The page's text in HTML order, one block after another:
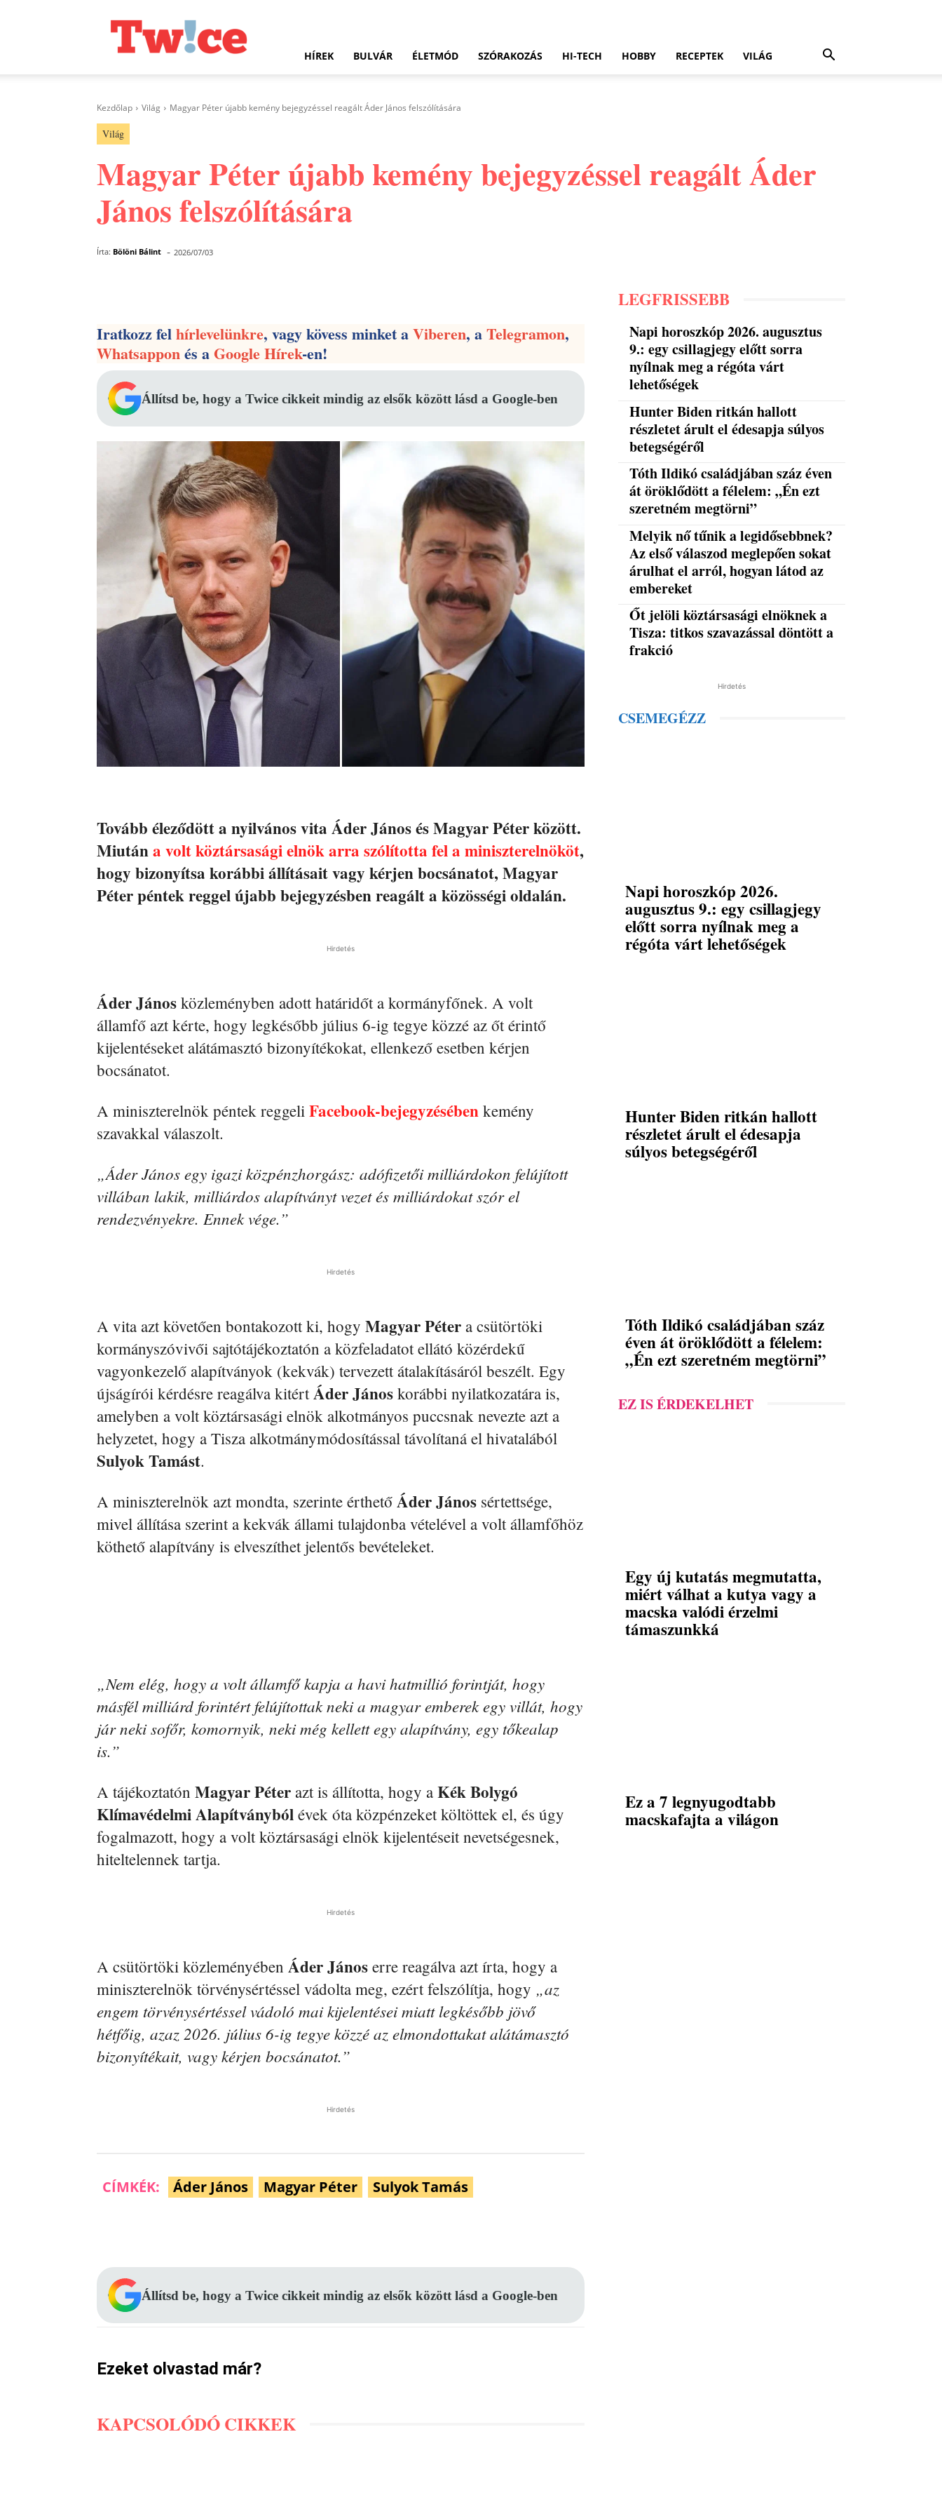
HÍREK BULVÁR ÉLETMÓD SZÓRAKOZÁS HI-TECH HOBBY RECEPTEK VILÁG
Kezdőlap Világ Magyar Péter újabb kemény bejegyzéssel reagált Áder János felszólítására
Világ
Magyar Péter újabb kemény bejegyzéssel reagált Áder
János felszólítására
Írta: Bölöni Bálint - 2026/07/03
Iratkozz felhírlevelünkre, vagy kövess minket aViberen, aTelegramon,
Whatsapponés aGoogle Hírek-en!
Állítsd be, hogy a Twice cikkeit mindig az elsők között lásd a Google-ben
Tovább éleződött a nyilvános vita Áder János és Magyar Péter között.
Miutána volt köztársasági elnök arra szólította fel a miniszterelnököt,
hogy bizonyítsa korábbi állításait vagy kérjen bocsánatot, Magyar
Péter péntek reggel újabb bejegyzésben reagált a közösségi oldalán.
Hirdetés
Áder János közleményben adott határidőt a kormányfőnek. A volt
államfő azt kérte, hogy legkésőbb július 6-ig tegye közzé az őt érintő
kijelentéseket alátámasztó bizonyítékokat, ellenkező esetben kérjen
bocsánatot.
A miniszterelnök péntek reggeli Facebook-bejegyzésében kemény
szavakkal válaszolt.
„Áder János egy igazi közpénzhorgász: adófizetői milliárdokon felújított
villában lakik, milliárdos alapítványt vezet és milliárdokat szór el
rendezvényekre. Ennek vége.”
Hirdetés
A vita azt követően bontakozott ki, hogy Magyar Péter a csütörtöki
kormányszóvivői sajtótájékoztatón a közfeladatot ellátó közérdekű
vagyonkezelő alapítványok (kekvák) tervezett átalakításáról beszélt. Egy
újságírói kérdésre reagálva kitértÁder János korábbi nyilatkozatára is,
amelyben a volt köztársasági elnök alkotmányos puccsnak nevezte azt a
helyzetet, hogy a Tisza alkotmánymódosítással távolítaná el hivatalából
Sulyok Tamást.
A miniszterelnök azt mondta, szerinte érthető Áder János sértettsége,
mivel állítása szerint a kekvák állami tulajdonba vételével a volt államfőhöz
köthető alapítvány is elveszíthet jelentős bevételeket.
„Nem elég, hogy a volt államfő kapja a havi hatmillió forintját, hogy
másfél milliárd forintért felújítottak neki a magyar emberek egy villát, hogy
jár neki sofőr, komornyik, neki még kellett egy alapítvány, egy tőkealap
is.”
A tájékoztatón Magyar Péter azt is állította, hogy a Kék Bolygó
Klímavédelmi Alapítványból évek óta közpénzeket költöttek el, és úgy
fogalmazott, hogy a volt köztársasági elnök kijelentéseit nevetségesnek,
hiteltelennek tartja.
Hirdetés
A csütörtöki közleményében Áder János erre reagálva azt írta, hogy a
miniszterelnök törvénysértéssel vádolta meg, ezért felszólítja, hogy „az
engem törvénysértéssel vádoló mai kijelentései miatt legkésőbb jövő
hétfőig, azaz 2026. július 6-ig tegye közzé az elmondottakat alátámasztó
bizonyítékait, vagy kérjen bocsánatot.”
Hirdetés
CÍMKÉK: Áder János Magyar Péter Sulyok Tamás
Állítsd be, hogy a Twice cikkeit mindig az elsők között lásd a Google-ben
Ezeket olvastad már?
KAPCSOLÓDÓ CIKKEK
LEGFRISSEBB
Napi horoszkóp 2026. augusztus
9.: egy csillagjegy előtt sorra
nyílnak meg a régóta várt
lehetőségek
Hunter Biden ritkán hallott
részletet árult el édesapja súlyos
betegségéről
Tóth Ildikó családjában száz éven
át öröklődött a félelem: „Én ezt
szeretném megtörni”
Melyik nő tűnik a legidősebbnek?
Az első válaszod meglepően sokat
árulhat el arról, hogyan látod az
embereket
Őt jelöli köztársasági elnöknek a
Tisza: titkos szavazással döntött a
frakció
Hirdetés
CSEMEGÉZZ
Napi horoszkóp 2026.
augusztus 9.: egy csillagjegy
előtt sorra nyílnak meg a
régóta várt lehetőségek
Hunter Biden ritkán hallott
részletet árult el édesapja
súlyos betegségéről
Tóth Ildikó családjában száz
éven át öröklődött a félelem:
„Én ezt szeretném megtörni”
EZ IS ÉRDEKELHET
Egy új kutatás megmutatta,
miért válhat a kutya vagy a
macska valódi érzelmi
támaszunkká
Ez a 7 legnyugodtabb
macskafajta a világon